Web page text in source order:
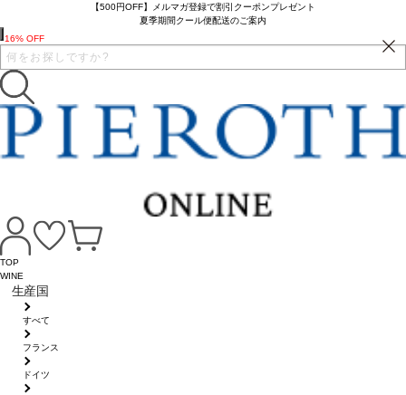
【500円OFF】メルマガ登録で割引クーポンプレゼント
夏季期間クール便配送のご案内
TOP
WINE
生産国
すべて
フランス
ドイツ
16% OFF